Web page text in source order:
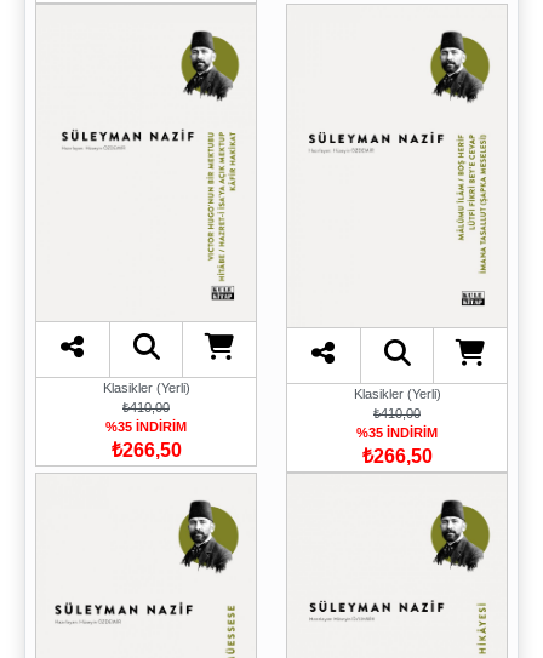
Klasikler (Yerli)
₺410,00
%35 İNDİRİM
₺266,50
Klasikler (Yerli)
₺410,00
%35 İNDİRİM
₺266,50